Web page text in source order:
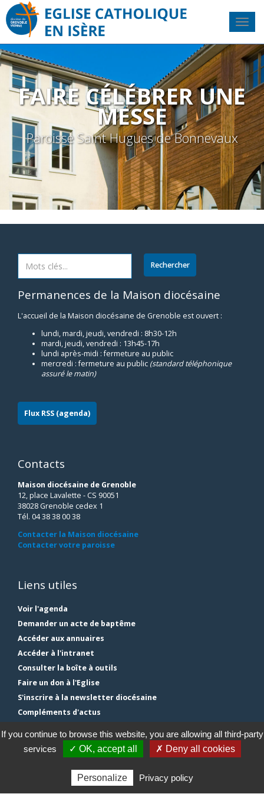
FAIRE CÉLÉBRER UNE
MESSE
Paroisse Saint Hugues de Bonnevaux
Permanences de la Maison diocésaine
L'accueil de la Maison diocésaine de Grenoble est ouvert :
lundi, mardi, jeudi, vendredi : 8h30-12h
mardi, jeudi, vendredi : 13h45-17h
lundi après-midi : fermeture au public
mercredi : fermeture au public (standard téléphonique
assuré le matin)
Flux RSS (agenda)
Contacts
Maison diocésaine de Grenoble
12, place Lavalette - CS 90051
38028 Grenoble cedex 1
Tél. 04 38 38 00 38
Contacter la Maison diocésaine
Contacter votre paroisse
Liens utiles
Voir l'agenda
Demander un acte de baptême
Accéder aux annuaires
Accéder à l'intranet
Consulter la boîte à outils
Faire un don à l'Eglise
S'inscrire à la newsletter diocésaine
Compléments d'actus
Mentions légales
Gestion des cookies
If you continue to browse this website, you are allowing all third-party
services
✓ OK, accept all ✗ Deny all cookies
Personalize Privacy policy